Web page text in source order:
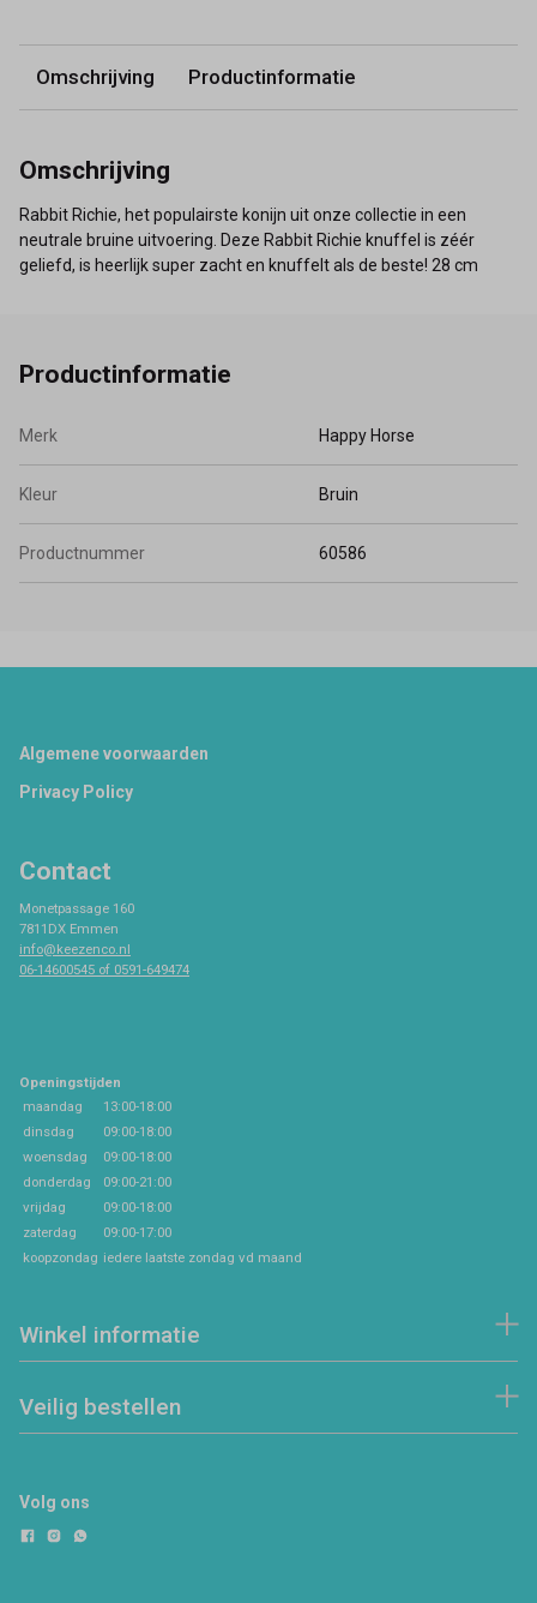
Omschrijving Productinformatie
Omschrijving
Rabbit Richie, het populairste konijn uit onze collectie in een
neutrale bruine uitvoering. Deze Rabbit Richie knuffel is zéér
geliefd, is heerlijk super zacht en knuffelt als de beste! 28 cm
Productinformatie
Merk Happy Horse
Kleur Bruin
Productnummer 60586
Footer
Algemene voorwaarden
Privacy Policy
Contact
Monetpassage 160
7811DX Emmen
info@keezenco.nl
06-14600545 of 0591-649474
Openingstijden
maandag
13:00-18:00
dinsdag
09:00-18:00
woensdag
09:00-18:00
donderdag
09:00-21:00
vrijdag
09:00-18:00
zaterdag
09:00-17:00
koopzondag iedere laatste zondag vd maand
Winkel informatie
Veilig bestellen
Volg ons